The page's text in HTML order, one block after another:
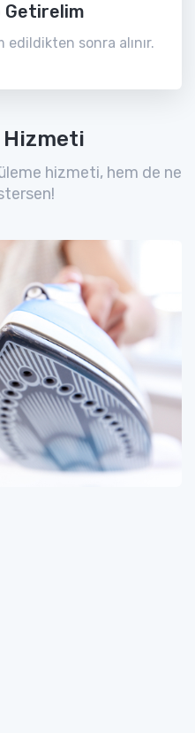
Getirelim
sonra alınır.
hizmeti, hem de ne